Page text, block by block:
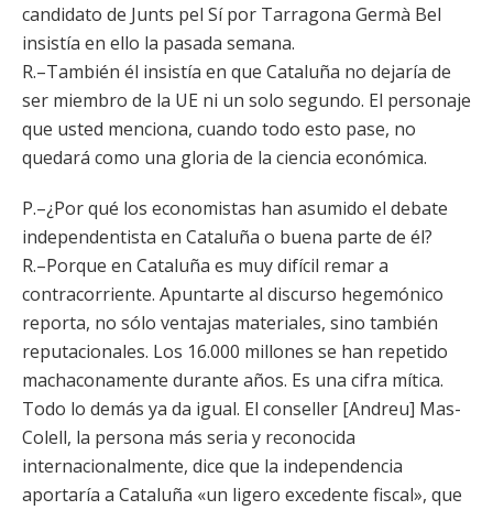
candidato de Junts pel Sí por Tarragona Germà Bel
insistía en ello la pasada semana.
R.–También él insistía en que Cataluña no dejaría de
ser miembro de la UE ni un solo segundo. El personaje
que usted menciona, cuando todo esto pase, no
quedará como una gloria de la ciencia económica.
P.–¿Por qué los economistas han asumido el debate
independentista en Cataluña o buena parte de él?
R.–Porque en Cataluña es muy difícil remar a
contracorriente. Apuntarte al discurso hegemónico
reporta, no sólo ventajas materiales, sino también
reputacionales. Los 16.000 millones se han repetido
machaconamente durante años. Es una cifra mítica.
Todo lo demás ya da igual. El conseller [Andreu] Mas-
Colell, la persona más seria y reconocida
internacionalmente, dice que la independencia
aportaría a Cataluña «un ligero excedente fiscal», que